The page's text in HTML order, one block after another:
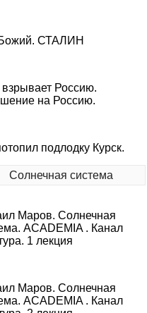
СТАЛИН
Россию.
на Россию.
подлодку Курск.
Солнечная система
Маров. Солнечная
ACADEMIA . Канал
1 лекция
Маров. Солнечная
ACADEMIA . Канал